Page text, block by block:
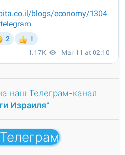
наш Телеграм-канал
Израиля"